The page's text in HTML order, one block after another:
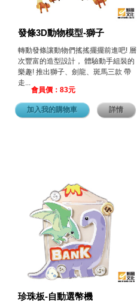
發條3D動物模型-獅子
轉動發條讓動物們搖搖擺擺前進吧! 層
次豐富的造型設計， 體驗動手組裝的
樂趣! 推出獅子、劍龍、斑馬三款 帶
走...
會員價：83元
加入我的購物車 詳情
珍珠板-自動選幣機